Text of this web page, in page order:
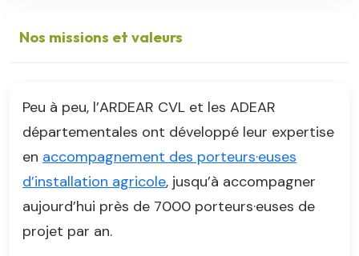
Nos missions et valeurs
Peu à peu, l’ARDEAR CVL et les ADEAR
départementales ont développé leur expertise
en accompagnement des porteurs·euses
d’installation agricole, jusqu’à accompagner
aujourd’hui près de 7000 porteurs·euses de
projet par an.